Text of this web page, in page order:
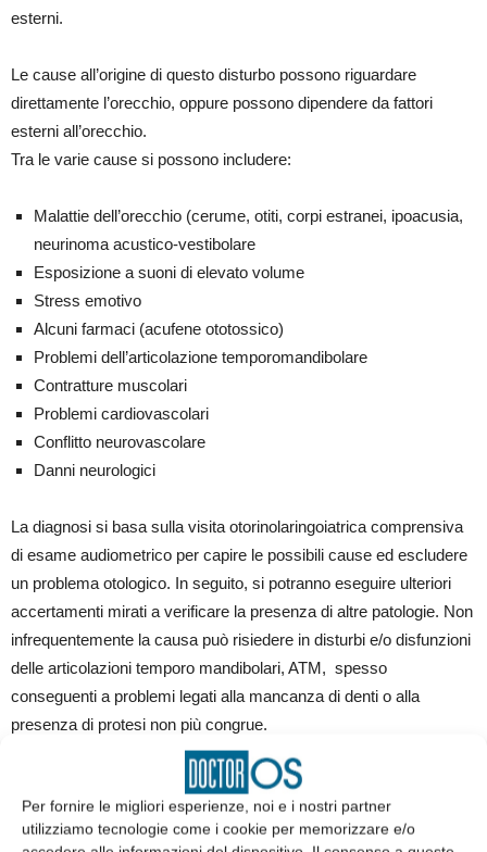
Per fornire le migliori esperienze, noi e i nostri partner
utilizziamo tecnologie come i cookie per memorizzare e/o
esterni.
Le cause all’origine di questo disturbo possono riguardare
direttamente l’orecchio, oppure possono dipendere da fattori
esterni all’orecchio.
Tra le varie cause si possono includere:
Malattie dell’orecchio (cerume, otiti, corpi estranei, ipoacusia,
neurinoma acustico-vestibolare
Esposizione a suoni di elevato volume
Stress emotivo
Alcuni farmaci (acufene ototossico)
Problemi dell’articolazione temporomandibolare
Contratture muscolari
Problemi cardiovascolari
Conflitto neurovascolare
Danni neurologici
La diagnosi si basa sulla visita otorinolaringoiatrica comprensiva
di esame audiometrico per capire le possibili cause ed escludere
un problema otologico. In seguito, si potranno eseguire ulteriori
accertamenti mirati a verificare la presenza di altre patologie. Non
infrequentemente la causa può risiedere in disturbi e/o disfunzioni
delle articolazioni temporo mandibolari, ATM, spesso
conseguenti a problemi legati alla mancanza di denti o alla
presenza di protesi non più congrue.
In questi casi, una volta escluse con certezza possibili altre
cause mediche, il trattamento può essere di competenza della
Gnatologia e dello Gnatologo, specifica branca